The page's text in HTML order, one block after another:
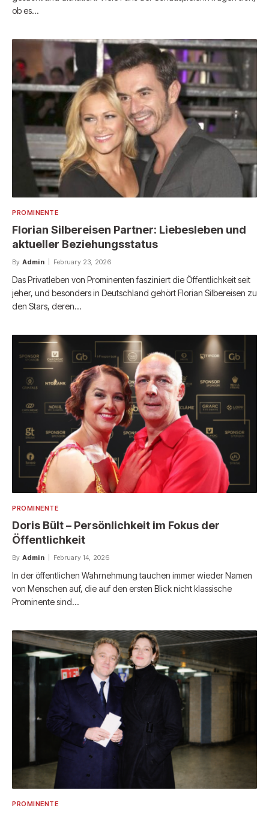
ob es…
PROMINENTE
Florian Silbereisen Partner: Liebesleben und
aktueller Beziehungsstatus
By Admin February 23, 2026
Das Privatleben von Prominenten fasziniert die Öffentlichkeit seit
jeher, und besonders in Deutschland gehört Florian Silbereisen zu
den Stars, deren…
PROMINENTE
Doris Bült – Persönlichkeit im Fokus der
Öffentlichkeit
By Admin February 14, 2026
In der öffentlichen Wahrnehmung tauchen immer wieder Namen
von Menschen auf, die auf den ersten Blick nicht klassische
Prominente sind…
PROMINENTE